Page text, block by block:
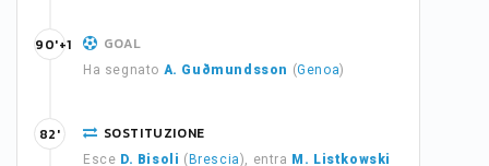
GOAL
Ha segnato A. Guðmundsson (Genoa)
90'+1
SOSTITUZIONE
Esce D. Bisoli ( Brescia), entra M. Listkowski
82'